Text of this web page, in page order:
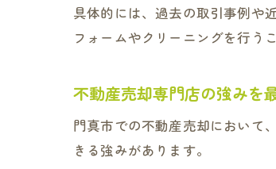
具体的には、過去の取引事例や
フォームやクリーニングを行う
不動産売却専門店の強みを
門真市での不動産売却において
きる強みがあります。